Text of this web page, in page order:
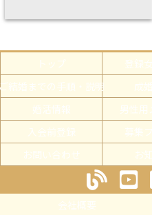
トップ 登録
結婚までの手順・説明
成
婚活情報
男性用
入会前登録
募集
お問い合わせ
お
会社概要